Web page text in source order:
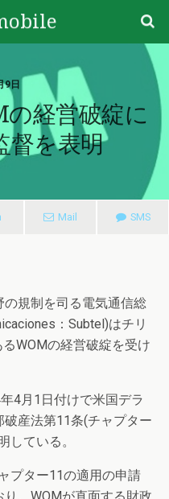
9日
経営破綻に
督を表明
Mail SMS
規制を司る電気通信総
：Subtel)はチリ
WOMの経営破綻を受け
4月1日付けで米国デラ
産法第11条(チャプター
している。
プター11の適用の申請